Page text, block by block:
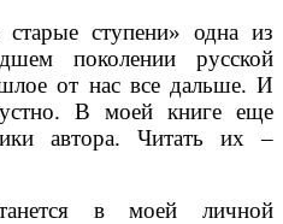
ступени» одна из
поколении русской
от нас все дальше. И
В моей книге еще
автора. Читать их –
в моей личной